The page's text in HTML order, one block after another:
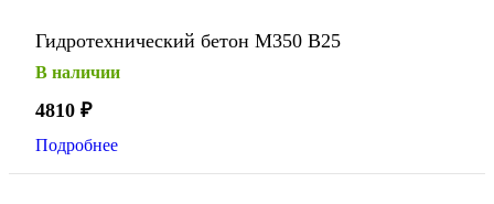
Гидротехнический бетон М350 В25
В наличии
4810 ₽
Подробнее